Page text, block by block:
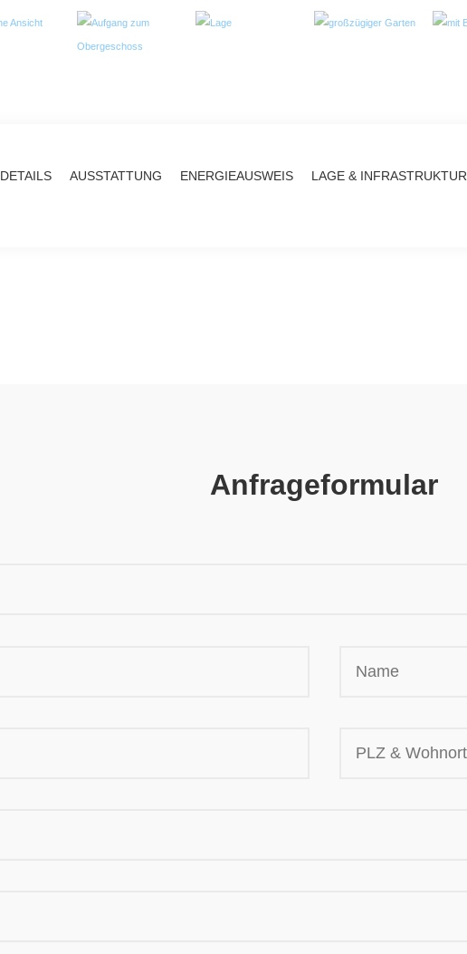
DETAILS AUSSTATTUNG ENERGIEAUSWEIS LAGE & INFRASTRUKTUR
Anfrageformular